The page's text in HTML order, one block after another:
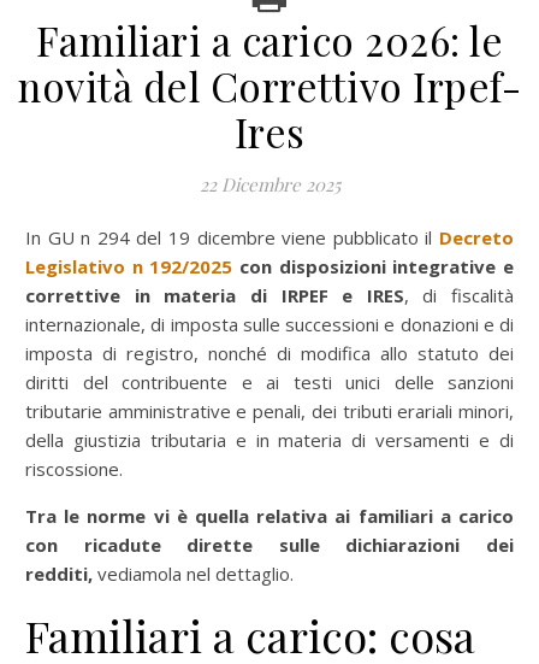
Familiari a carico 2026: le
novità del Correttivo Irpef-
Ires
22 Dicembre 2025
In GU n 294 del 19 dicembre viene pubblicato il Decreto
Legislativo n 192/2025 con disposizioni integrative e
correttive in materia di IRPEF e IRES, di fiscalità
internazionale, di imposta sulle successioni e donazioni e di
imposta di registro, nonché di modifica allo statuto dei
diritti del contribuente e ai testi unici delle sanzioni
tributarie amministrative e penali, dei tributi erariali minori,
della giustizia tributaria e in materia di versamenti e di
riscossione.
Tra le norme vi è quella relativa ai familiari a carico
con ricadute dirette sulle dichiarazioni dei
redditi, vediamola nel dettaglio.
Familiari a carico: cosa